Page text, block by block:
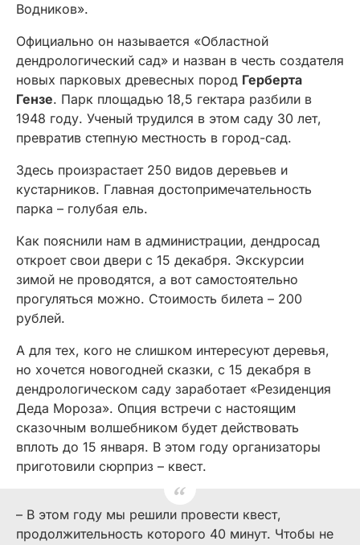
Водников».
Официально он называется «Областной
дендрологический сад» и назван в честь создателя
новых парковых древесных пород Герберта
Гензе. Парк площадью 18,5 гектара разбили в
1948 году. Ученый трудился в этом саду 30 лет,
превратив степную местность в город-сад.
Здесь произрастает 250 видов деревьев и
кустарников. Главная достопримечательность
парка – голубая ель.
Как пояснили нам в администрации, дендросад
откроет свои двери с 15 декабря. Экскурсии
зимой не проводятся, а вот самостоятельно
прогуляться можно. Стоимость билета – 200
рублей.
А для тех, кого не слишком интересуют деревья,
но хочется новогодней сказки, с 15 декабря в
дендрологическом саду заработает «Резиденция
Деда Мороза». Опция встречи с настоящим
сказочным волшебником будет действовать
вплоть до 15 января. В этом году организаторы
приготовили сюрприз – квест.
– В этом году мы решили провести квест,
продолжительность которого 40 минут. Чтобы не